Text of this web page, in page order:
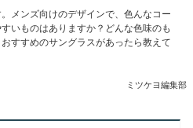
メンズ向けのデザインで、色んなコー
いものはありますか？どんな色味のも
すすめのサングラスがあったら教えて
ミツケヨ編集部